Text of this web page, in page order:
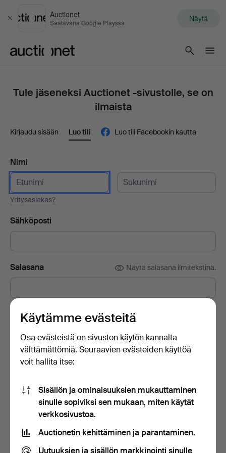
Sulje
Auctionet
Saatavana Google Playssa Näytä
Tule jäseneksi Auctionet -sivustolle, se on
ilmaista
Kirjaudu sisään Luo tili Luo tili Facebookin kautta
Nimi
Yritysasiakas?
Sähköposti
Salasana Näytä salasana ilmitekstinä.
Tilaa Auctionet -sivuston uutiskirje.
esineitä ja inspiraatiota. Jos muutat mielesi, voit helposti
lopettaa tilauksen.
myyntiehdot
sekä vahvistan lukeneeni
tietosuojakäytännön .
Luo tili
Käytämme evästeitä
Osa evästeistä on sivuston käytön kannalta
välttämättömiä. Seuraavien evästeiden käyttöä
voit hallita itse:
Sisällön ja ominaisuuksien mukauttaminen
sinulle sopiviksi sen mukaan, miten käytät
verkkosivustoa.
Auctionetin kehittäminen ja parantaminen.
Uutuuksien ja sisällön markkinointi sinulle